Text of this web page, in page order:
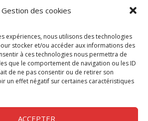
Gestion des cookies
expériences, nous utilisons des technologies
stocker et/ou accéder aux informations des
à ces technologies nous permettra de
que le comportement de navigation ou les ID
de ne pas consentir ou de retirer son
un effet négatif sur certaines caractéristiques
ACCEPTER
Spectacle
visuel